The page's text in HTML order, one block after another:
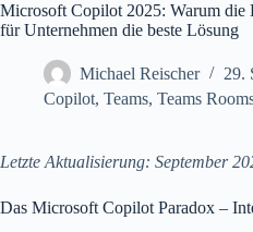
Microsoft Copilot 2025: Warum die
für Unternehmen die beste Lösung
Michael Reischer
29.
Copilot, Teams, Teams
Letzte Aktualisierung: September
Das Microsoft Copilot Paradox –